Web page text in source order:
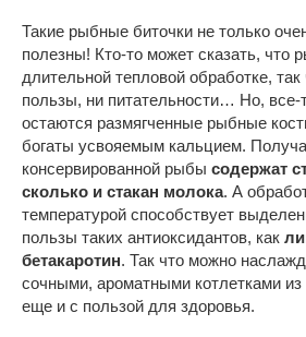
Такие рыбные биточки не только
полезны! Кто-то может сказать, что
длительной тепловой обработке, так
пользы, ни питательности… Но, все-
остаются размягченные рыбные
богаты усвояемым кальцием.
консервированной рыбы содержат
сколько и стакан молока. А
температурой способствует
пользы таких антиоксидантов, как
бетакаротин. Так что можно
сочными, ароматными котлетками
еще и с пользой для здоровья.